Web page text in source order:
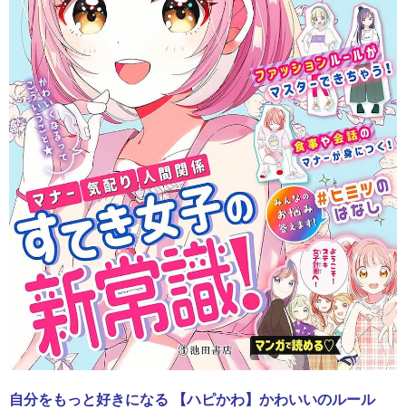
自分をもっと好きになる 【ハピかわ】かわいいのルール